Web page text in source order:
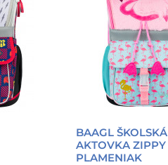
BAAGL ŠKOLSKÁ
AKTOVKA ZIPPY
PLAMENIAK